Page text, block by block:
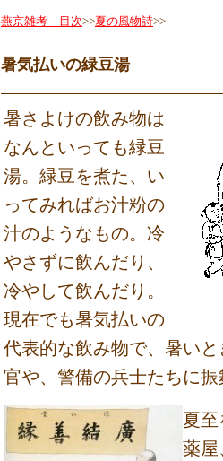
燕京雑考 目次>>夏の風物詩>>
暑気払いの緑豆湯
暑さよけの飲み物は
なんといっても緑豆
湯。緑豆を煮た、い
ってみればお汁粉の
汁のようなもの。冷
やさずに飲んだり、
冷やして飲んだり。
現在でも暑気払いの
代表的な飲み物で、暑い
官や、警備の兵士たちに
夏
薬屋